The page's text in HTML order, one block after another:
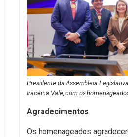
Presidente da Assembleia
Iracema Vale, com os
Agradecimentos
Os homenageados